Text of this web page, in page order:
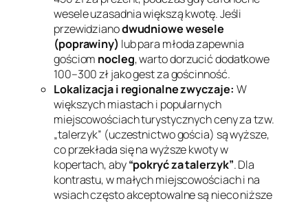
wesele uzasadnia większą kwotę. Jeśli
przewidzianodwudniowe wesele
(poprawiny) lub para młoda zapewnia
gościom nocleg, warto dorzucić dodatkowe
100–300 zł jako gest za gościnność.
Lokalizacja i regionalne zwyczaje: W
większych miastach i popularnych
miejscowościach turystycznych ceny za tzw.
„talerzyk” (uczestnictwo gościa) są wyższe,
co przekłada się na wyższe kwoty w
kopertach, aby“pokryć za talerzyk”. Dla
kontrastu, w małych miejscowościach i na
wsiach często akceptowalne są nieco niższe